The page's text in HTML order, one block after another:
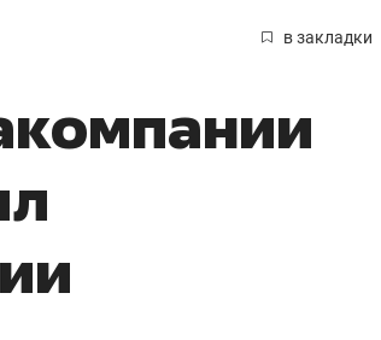
в закладки